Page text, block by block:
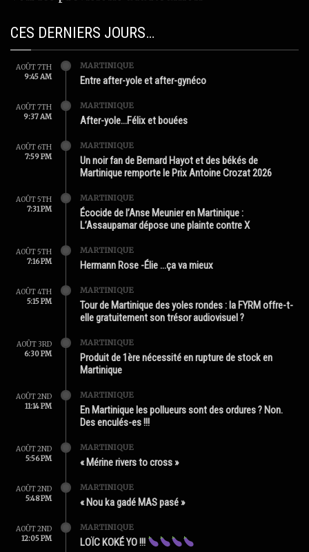
CES DERNIERS JOURS…
AOÛT 7TH
9:45 AM
MARTINIQUE
Entre after-yole et after-gynéco
AOÛT 7TH
9:37 AM
MARTINIQUE
After-yole…Félix et bouées
AOÛT 6TH
7:59 PM
MARTINIQUE
Un noir fan de Bernard Hayot et des békés de
Martinique remporte le Prix Antoine Crozat 2026
AOÛT 5TH
7:31 PM
MARTINIQUE
Écocide de l’Anse Meunier en Martinique :
L’Assaupamar dépose une plainte contre X
AOÛT 5TH
7:16 PM
MARTINIQUE
Hermann Rose -Élie …ça va mieux
AOÛT 4TH
5:15 PM
MARTINIQUE
Tour de Martinique des yoles rondes : la FYRM offre-t-
elle gratuitement son trésor audiovisuel ?
AOÛT 3RD
6:30 PM
MARTINIQUE
Produit de 1ère nécessité en rupture de stock en
Martinique
AOÛT 2ND
11:14 PM
MARTINIQUE
En Martinique les pollueurs sont des ordures ? Non.
Des enculés-es !!!
AOÛT 2ND
5:56 PM
MARTINIQUE
« Mérine rivers to cross »
AOÛT 2ND
5:48 PM
MARTINIQUE
« Nou ka gadé MAS pasé »
AOÛT 2ND
12:05 PM
MARTINIQUE
LOÏC KOKÉ YO !!!